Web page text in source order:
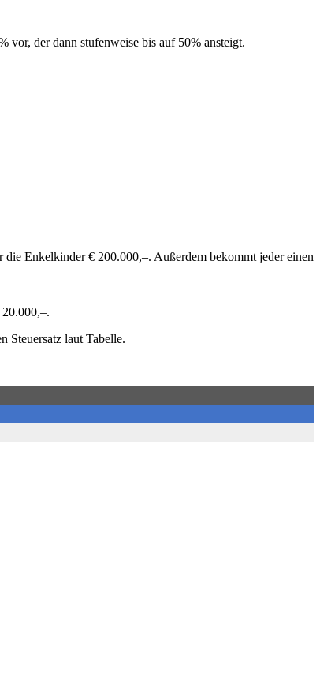
vor, der dann stufenweise bis auf 50% ansteigt.
Enkelkinder € 200.000,–. Außerdem bekommt jeder einen
Steuersatz laut Tabelle.